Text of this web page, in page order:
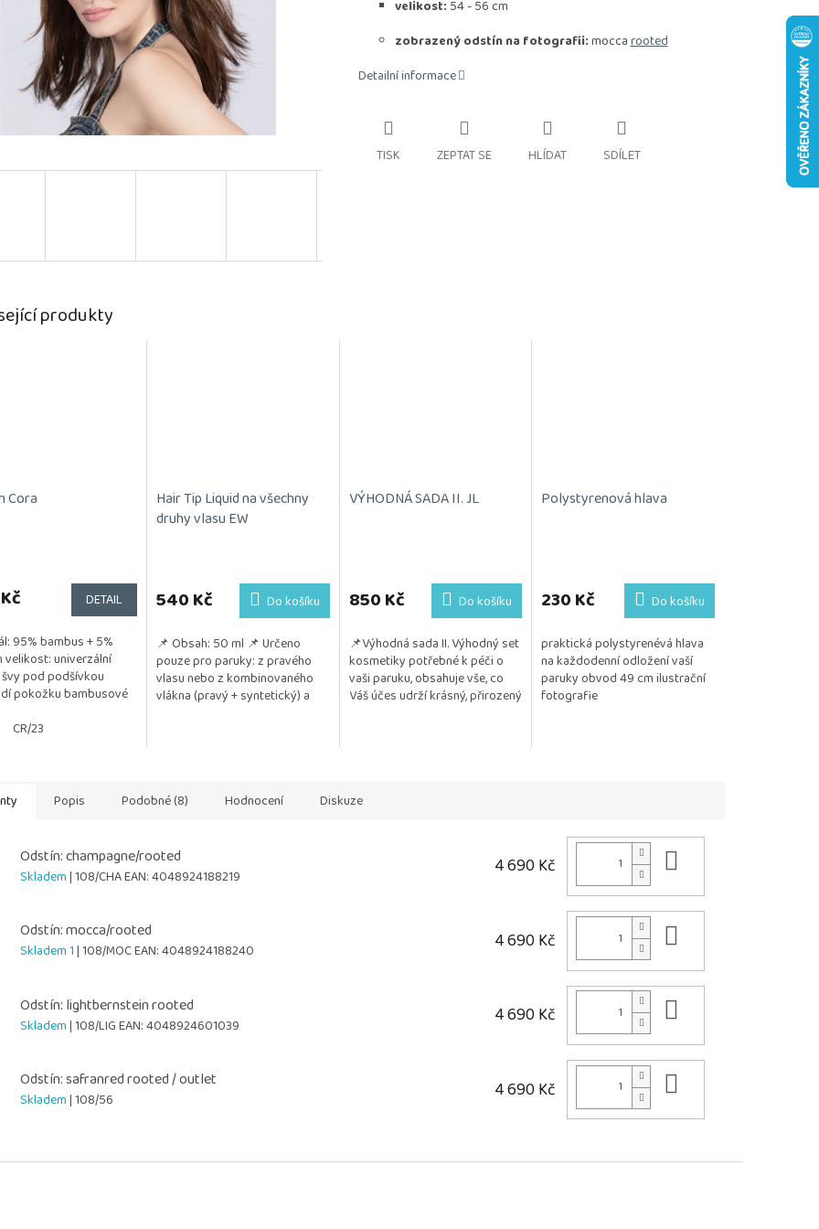
velikost: 54 - 56 cm
zobrazený odstín na fotografii:moccarooted
Detailní informace
TISK ZEPTAT SE HLÍDAT SDÍLET
produkty
Cora
DETAIL
95% bambus + 5%
velikost: univerzální
pod podšívkou
pokožku bambusové
CR/23
Hair Tip Liquid na všechny
druhy vlasu EW
540 Kč Do košíku
📌 Obsah: 50 ml 📌 Určeno
pouze pro paruky: z pravého
vlasu nebo z kombinovaného
vlákna (pravý + syntetický) a
VÝHODNÁ SADA II. JL
850 Kč Do košíku
📌Výhodná sada II. Výhodný set
kosmetiky potřebné k péči o
vaši paruku, obsahuje vše, co
Váš účes udrží krásný, přirozený
Polystyrenová hlava
230 Kč Do košíku
praktická polystyrenévá hlava
na každodenní odložení vaší
paruky obvod 49 cm ilustrační
fotografie
Popis Podobné (8) Hodnocení Diskuze
Odstín: champagne/rooted
Skladem| 108/CHAEAN:4048924188219 4 690 Kč
Odstín: mocca/rooted
Skladem 1| 108/MOCEAN:4048924188240 4 690 Kč
Odstín: lightbernstein rooted
Skladem| 108/LIGEAN:4048924601039 4 690 Kč
Odstín: safranred rooted / outlet
Skladem| 108/56 4 690 Kč